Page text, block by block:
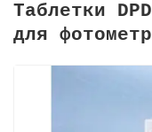
Таблетки
для